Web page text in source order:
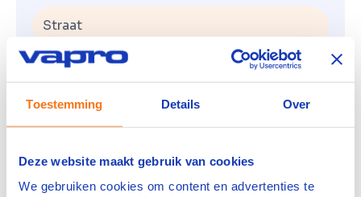
Toestemming Details Over
Deze website maakt gebruik van cookies
We gebruiken cookies om content en advertenties te
Plaats